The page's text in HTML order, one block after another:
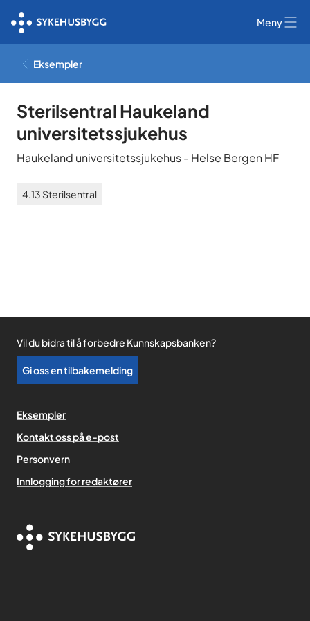
Meny
Eksempler
Sterilsentral Haukeland
universitetssjukehus
Haukeland universitetssjukehus- Helse Bergen HF
4.13 Sterilsentral
Vil du bidra til å forbedre Kunnskapsbanken?
Gi oss en tilbakemelding
Eksempler
Kontakt oss på e-post
Personvern
Innlogging for redaktører